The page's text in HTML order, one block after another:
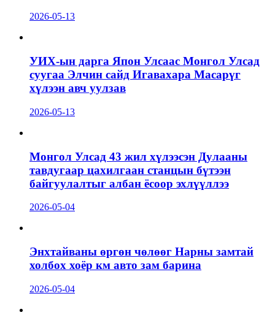
2026-05-13
УИХ-ын дарга Япон Улсаас Монгол Улсад
суугаа Элчин сайд Игавахара Масарүг
хүлээн авч уулзав
2026-05-13
Монгол Улсад 43 жил хүлээсэн Дулааны
тавдугаар цахилгаан станцын бүтээн
байгуулалтыг албан ёсоор эхлүүллээ
2026-05-04
Энхтайваны өргөн чөлөөг Нарны замтай
холбох хоёр км авто зам барина
2026-05-04